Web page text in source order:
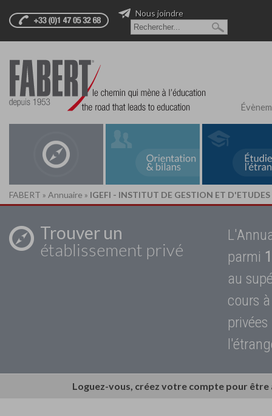
Nous joindre
FABERT » Annuaire » IGEFI - INSTITUT DE GESTION ET D'ETUDES
Trouver un
établissement privé
parmi
au
cours
Loguez-vous, créez votre compte pour